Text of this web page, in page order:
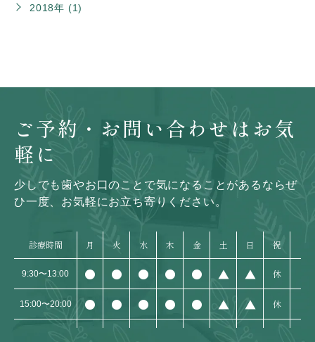
2018年 (1)
ご予約・お問い合わせはお気
軽に
少しでも歯やお口のことで気になることがあるならぜ
ひ一度、お気軽にお立ち寄りください。
診療時間 月 火 水 木 金 土 日 祝
9:30〜13:00 ● ● ● ● ● ▲ ▲ 休
15:00〜20:00 ● ● ● ● ● ▲ ▲ 休